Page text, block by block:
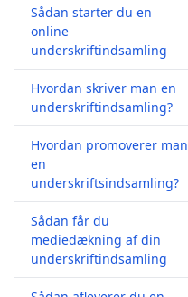
Sådan starter du en
online
underskriftindsamling
Hvordan skriver man en
underskriftindsamling?
Hvordan promoverer man
en
underskriftsindsamling?
Sådan får du
mediedækning af din
underskriftindsamling